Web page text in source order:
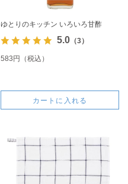
ゆとりのキッチン いろいろ甘酢
5.0（3）
583円（税込）
カートに入れる